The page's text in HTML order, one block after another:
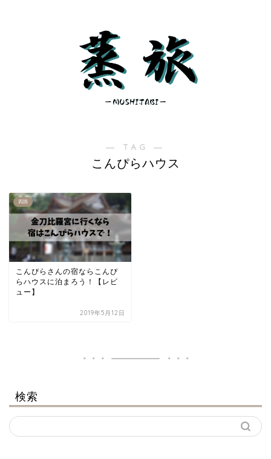
― TAG ―
こんぴらハウス
四国
こんぴらさんの宿ならこんぴ
らハウスに泊まろう！【レビ
ュー】
2019年5月12日
検索